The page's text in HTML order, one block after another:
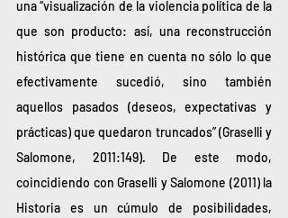
una “visualización de la violencia política de la
que son producto: así, una reconstrucción
histórica que tiene en cuenta no sólo lo que
efectivamente sucedió, sino también
aquellos pasados (deseos, expectativas y
prácticas) que quedaron truncados” (Graselli y
Salomone, 2011:149). De este modo,
coincidiendo con Graselli y Salomone (2011) la
Historia es un cúmulo de posibilidades,